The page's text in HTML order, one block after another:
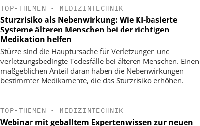
TOP-THEMEN • MEDIZINTECHNIK
Sturzrisiko als Nebenwirkung: Wie KI-basierte
Systeme älteren Menschen bei der richtigen
Medikation helfen
Stürze sind die Hauptursache für Verletzungen und
verletzungsbedingte Todesfälle bei älteren Menschen. Einen
maßgeblichen Anteil daran haben die Nebenwirkungen
bestimmter Medikamente, die das Sturzrisiko erhöhen.
TOP-THEMEN • MEDIZINTECHNIK
Webinar mit geballtem Expertenwissen zur neuen